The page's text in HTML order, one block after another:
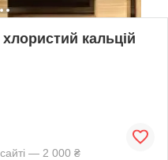
кальцій
— 2 000 ₴